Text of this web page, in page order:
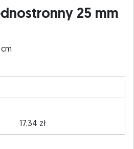
25 mm
17,34 zł